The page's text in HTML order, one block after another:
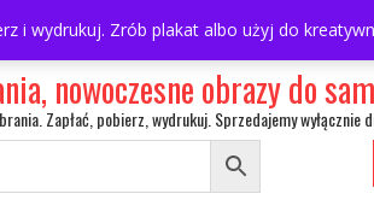
i wydrukuj. Zrób plakat albo użyj do
nowoczesne obrazy do
Zapłać, pobierz, wydrukuj. Sprzedajemy wyłącznie